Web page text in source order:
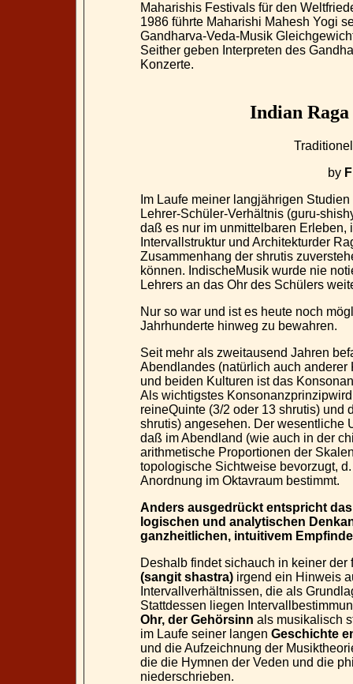
Maharishis Festivals für den
1986 führte Maharishi Mahesh Yogi
Gandharva-Veda-Musik
Seither geben Interpreten des
Konzerte.
Indian
by
Im Laufe meiner langjährigen
Lehrer-Schüler-Verhältnis (guru-
daß es nur im unmittelbaren
Intervallstruktur und Architekturder
Zusammenhang der shrutis
können. IndischeMusik wurde nie
Lehrers an das Ohr des Schülers
Nur so war und ist es heute noch
Jahrhunderte hinweg zu bewahren.
Seit mehr als zweitausend Jahren
Abendlandes (natürlich auch anderer
und beiden Kulturen ist das
Als wichtigstes
reineQuinte (3/2 oder 13 shrutis) und
shrutis) angesehen. Der wesentliche
daß im Abendland (wie auch in der
arithmetische Proportionen der
topologische Sichtweise bevorzugt,
Anordnung im Oktavraum bestimmt.
Anders ausgedrückt entspricht
logischen und analytischen
ganzheitlichen, intuitivem
Deshalb findet sichauch in keiner
(sangit shastra) irgend ein Hinweis
Intervallverhältnissen, die als
Stattdessen liegen
Ohr, der Gehörsinn als musikalisch
im Laufe seiner langen Geschichte
und die Aufzeichnung der
die die Hymnen der Veden und die
niederschrieben.